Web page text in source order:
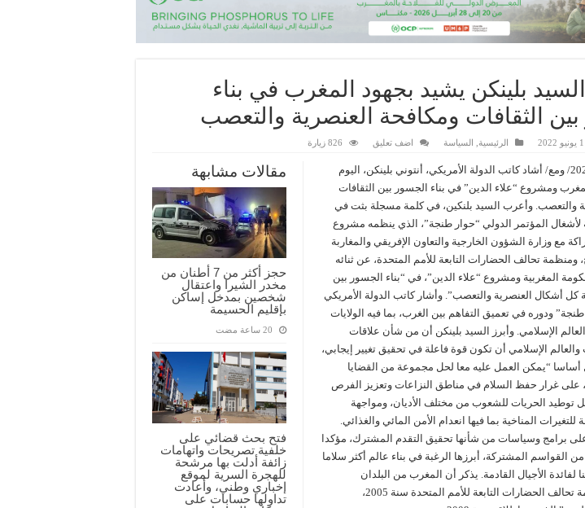
بلينكن يشيد بجهود المغرب في بناء
بين الثقافات ومكافحة العنصرية والتعصب
2022 الرئيسية السياسة اضف تعليق 826 زيارة
مقالات مشابهة
حجز أكثر من 7 أطنان من
مخدر الشيرا واعتقال
شخصين بمدخل إساكن
بإقليم الحسيمة
فتح بحث قضائي على
خلفية تصريحات واتهامات
زائفة أدلت بها مرشحة
للهجرة السرية لموقع
إخباري وطني، وأعادت
تداولها حسابات على
طنجة 10 يونيو 2022/ ومع/ أشاد كاتب الدولة الأمريكي، أنتوني بلينكن، اليوم
ومشروع “علاء الدين” في بناء الجسور بين الثقافات
والتعصب. وأعرب السيد بلنكين، في كلمة مسجلة بثت في
لأشغال المؤتمر الدولي “حوار طنجة”، الذي ينظمه مشروع
مع وزارة الشؤون الخارجية والتعاون الإفريقي والمغاربة
ومنظمة تحالف الحضارات التابعة للأمم المتحدة، عن ثنائه
المغربية ومشروع “علاء الدين”، في “بناء الجسور بين
كل أشكال العنصرية والتعصب”. وأشار كاتب الدولة الأمريكي
ودوره في تعميق التفاهم بين الغرب، بما فيه الولايات
الإسلامي. وأبرز السيد بلينكن أن من شأن علاقات
الإسلامي أن تكون قوة فاعلة في تحقيق تغيير إيجابي،
أساسا “يمكن العمل عليه معا لحل مجموعة من القضايا
على غرار حفظ السلام في مناطق النزاعات وتعزيز الفرص
توطيد الحريات للشعوب من مختلف الأديان، ومواجهة
للتغيرات المناخية بما فيها انعدام الأمن المائي والغذائي.
برامج وسياسات من شأنها تحقيق التقدم المشترك، مؤكدا
القواسم المشتركة، أبرزها الرغبة في بناء عالم أكثر سلاما
لفائدة الأجيال القادمة. يذكر أن المغرب من البلدان
المؤسسة لمنظمة تحالف الحضارات التابعة للأمم المتحدة سنة 2005،